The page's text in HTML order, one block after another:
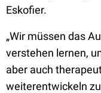
Eskofier.
„Wir müssen das
verstehen lernen,
aber auch
weiterentwickeln